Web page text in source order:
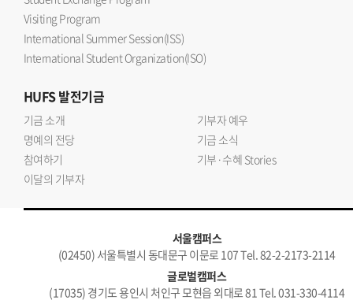
Visiting Program
International Summer Session(ISS)
International Student Organization(ISO)
HUFS발전기금
기금 소개
기부자 예우
명예의 전당
기금 소식
참여하기
기부·수혜 Stories
이달의 기부자
서울캠퍼스
(02450) 서울특별시 동대문구 이문로 107 Tel. 82-2-2173-2114
글로벌캠퍼스
(17035) 경기도 용인시 처인구 모현읍 외대로 81 Tel. 031-330-4114